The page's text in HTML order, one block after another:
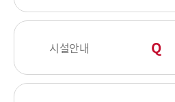
시설안내